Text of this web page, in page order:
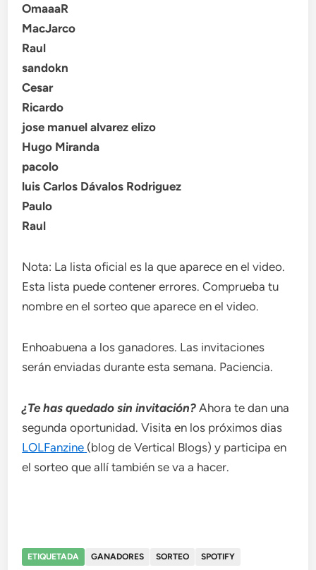
OmaaaR
MacJarco
Raul
sandokn
Cesar
Ricardo
jose manuel alvarez elizo
Hugo Miranda
pacolo
luis Carlos Dávalos Rodriguez
Paulo
Raul
Nota: La lista oficial es la que aparece en el video.
Esta lista puede contener errores. Comprueba tu
nombre en el sorteo que aparece en el video.
Enhoabuena a los ganadores. Las invitaciones
serán enviadas durante esta semana. Paciencia.
¿Te has quedado sin invitación? Ahora te dan una
segunda oportunidad. Visita en los próximos dias
LOLFanzine (blog de Vertical Blogs) y participa en
el sorteo que allí también se va a hacer.
ETIQUETADA GANADORES SORTEO SPOTIFY